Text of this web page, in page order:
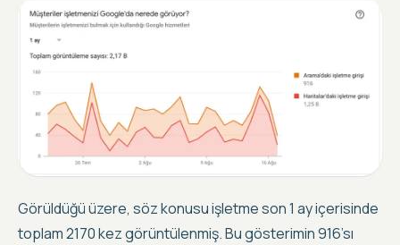
Görüldüğü üzere, söz konusuişletme son 1 ay içerisinde
toplam 2170 kez görüntülenmiş. Bu gösterimin 916’sı